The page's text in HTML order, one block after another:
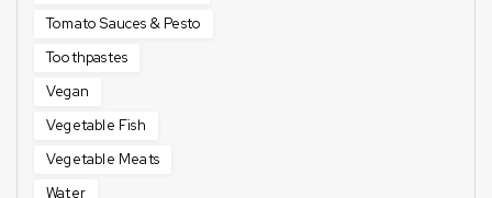
Tomato Sauces & Pesto
Toothpastes
Vegan
Vegetable Fish
Vegetable Meats
Water